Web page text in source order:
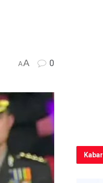
AA 0
Kabar